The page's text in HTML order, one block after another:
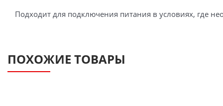
Подходит для подключения питания в условиях, где
ПОХОЖИЕ ТОВАРЫ